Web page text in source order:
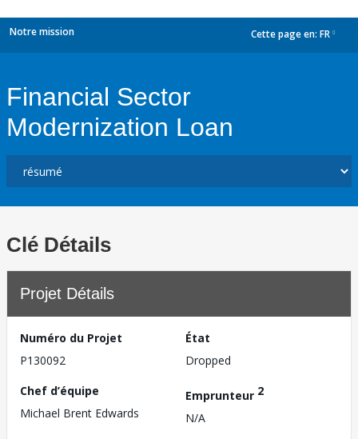
Notre mission Cette page en: FR
Financial Sector
Modernization Loan
Clé Détails
Projet Détails
Numéro du Projet
P130092
État
Dropped
Chef d’équipe
Michael Brent Edwards
Emprunteur 2
N/A